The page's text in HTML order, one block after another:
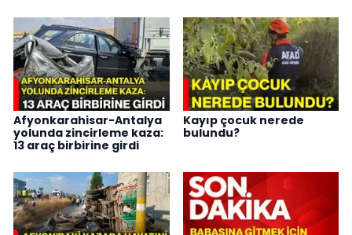
Afyonkarahisar-Antalya
yolunda zincirleme kaza:
13 araç birbirine girdi
Kayıp çocuk nerede
bulundu?